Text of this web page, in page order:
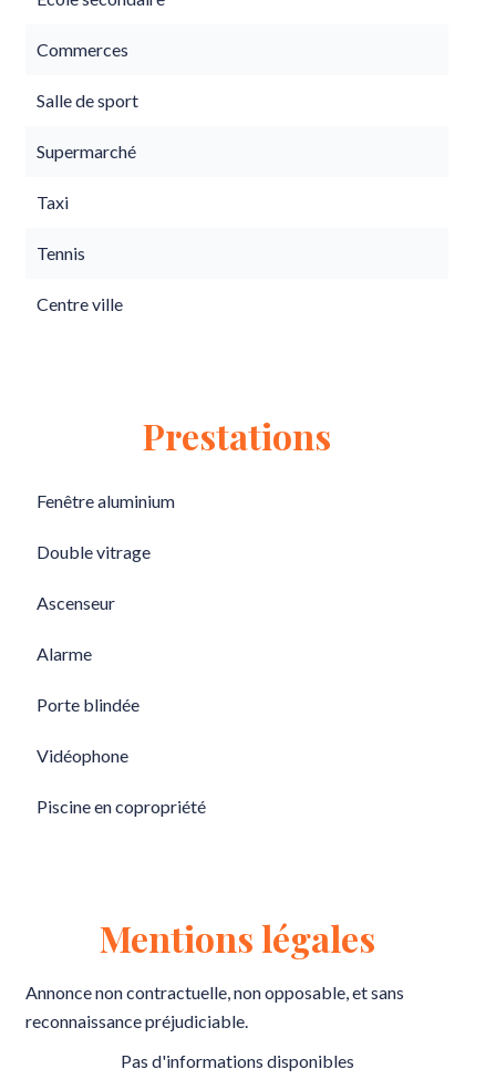
Commerces
Salle de sport
Supermarché
Taxi
Tennis
Centre ville
Prestations
Fenêtre aluminium
Double vitrage
Ascenseur
Alarme
Porte blindée
Vidéophone
Piscine en copropriété
Mentions légales
Annonce non contractuelle, non opposable, et sans
reconnaissance préjudiciable.
Pas d'informations disponibles